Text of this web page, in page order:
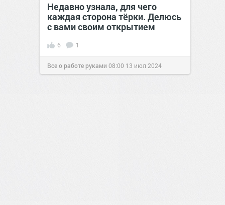
Недавно узнала, для чего
каждая сторона тёрки. Делюсь
с вами своим открытием
6 1
Все о работе руками 08:00 13 июл 2024